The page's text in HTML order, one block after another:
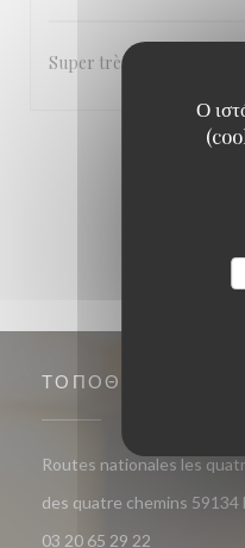
Ο
Super très sympa bonne
1
ΤΟΠΟΘΕΣΊΑ
Routes nationales les
des quatre chemins 59134
03 20 65 29 22